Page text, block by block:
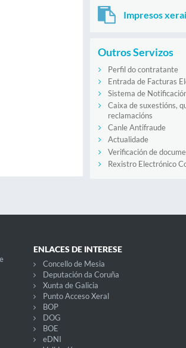
Impresos
Outros Servizos
Perfil do contratante
Entrada de Facturas
Sistema de
Caixa de suxestións,
reclamacións
Canle Antifraude
Actualidade
Verificación de
Rexistro Electrónico
ENLACES DE INTERESE
Concello de Mesia
Deputación da Coruña
Xunta de Galicia
Punto Acceso Xeral
BOP
DOG
BOE
eDNI